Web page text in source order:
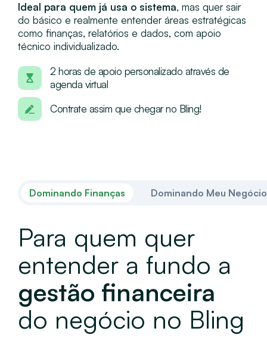
Ideal para quem já usa o sistema, mas quer sair
do básico e realmente entender áreas estratégicas
como finanças, relatórios e dados, com apoio
técnico individualizado.
2 horas de apoio personalizado através de
agenda virtual
Contrate assim que chegar no Bling!
Dominando Finanças Dominando Meu Negócio
Para quem quer
entender a fundo a
gestão financeira
do negócio no Bling